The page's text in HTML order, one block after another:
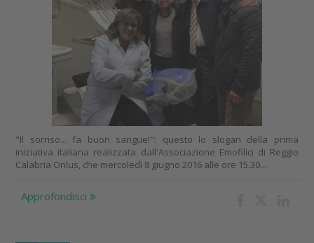
"Il sorriso... fa buon sangue!": questo lo slogan della prima
iniziativa italiana realizzata dall'Associazione Emofilici di Reggio
Calabria Onlus, che mercoledì 8 giugno 2016 alle ore 15.30...
Approfondisci